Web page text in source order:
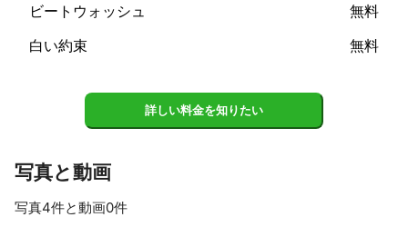
ビートウォッシュ
無料
白い約束
無料
詳しい料金を知りたい
写真と動画
写真4件と動画0件